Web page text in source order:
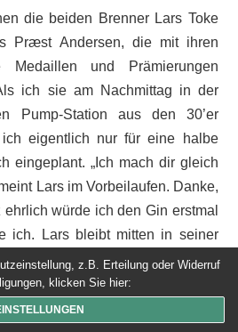
die beiden Brenner Lars Toke
Præst Andersen, die mit ihren
und Prämierungen
ich sie am Nachmittag in der
Pump-Station aus den 30’er
eigentlich nur für eine halbe
eingeplant. „Ich mach dir gleich
Lars im Vorbeilaufen. Danke,
ehrlich würde ich den Gin erstmal
ich. Lars bleibt mitten in seiner
sich um und strahlt. Das sei ja
sich wirklich für unseren Gin
habe ich seine ungeteilte
z.B. Erteilung oder Widerruf
klicken Sie hier: